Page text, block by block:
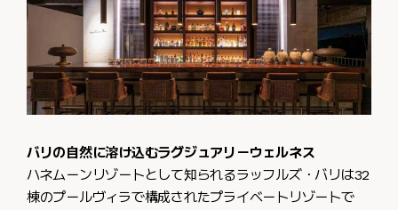
バリの自然に溶け込むラグジュアリーウェルネス
ハネムーンリゾートとして知られるラッフルズ・バリは32
棟のプールヴィラで構成されたプライベートリゾートで